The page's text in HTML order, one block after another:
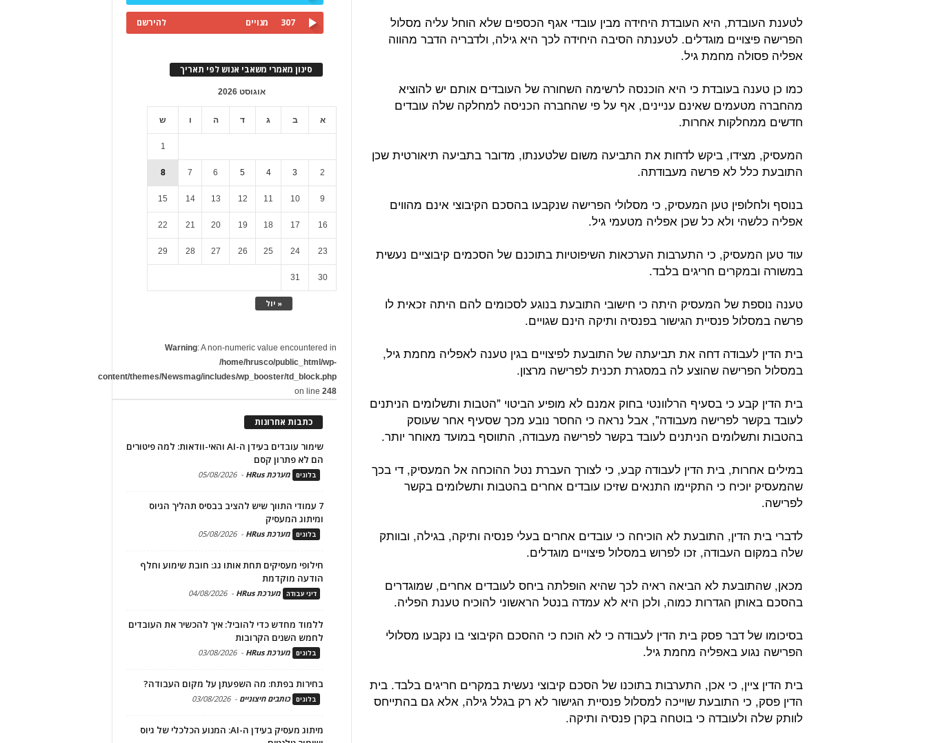
לטענת העובדת, היא העובדת היחידה מבין עובדי אגף הכספים שלא הוחל עליה מסלול
הפרישה פיצויים מוגדלים. לטענתה הסיבה היחידה לכך היא גילה, ולדבריה הדבר מהווה
אפליה פסולה מחמת גיל.
כמו כן טענה בעובדת כי היא הוכנסה לרשימה השחורה של העובדים אותם יש להוציא
מהחברה מטעמים שאינם עניינים, אף על פי שהחברה הכניסה למחלקה שלה עובדים
חדשים ממחלקות אחרות.
המעסיק, מצידו, ביקש לדחות את התביעה משום שלטענתו, מדובר בתביעה תיאורטית שכן
התובעת כלל לא פרשה מעבודתה.
בנוסף ולחלופין טען המעסיק, כי מסלולי הפרישה שנקבעו בהסכם הקיבוצי אינם מהווים
אפליה כלשהי ולא כל שכן אפליה מטעמי גיל.
עוד טען המעסיק, כי התערבות הערכאות השיפוטיות בתוכנם של הסכמים קיבוציים נעשית
במשורה ובמקרים חריגים בלבד.
טענה נוספת של המעסיק היתה כי חישובי התובעת בנוגע לסכומים להם היתה זכאית לו
פרשה במסלול פנסיית הגישור בפנסיה ותיקה הינם שגויים.
בית הדין לעבודה דחה את תביעתה של התובעת לפיצויים בגין טענה לאפליה מחמת גיל,
במסלול הפרישה שהוצע לה במסגרת תכנית לפרישה מרצון.
בית הדין קבע כי בסעיף הרלוונטי בחוק אמנם לא מופיע הביטוי "הטבות ותשלומים הניתנים
לעובד בקשר לפרישה מעבודה", אבל נראה כי החסר נובע מכך שסעיף אחר שעוסק
בהטבות ותשלומים הניתנים לעובד בקשר לפרישה מעבודה, התווסף במועד מאוחר יותר.
במילים אחרות, בית הדין לעבודה קבע, כי לצורך העברת נטל ההוכחה אל המעסיק, די בכך
שהמעסיק יוכיח כי התקיימו התנאים שזיכו עובדים אחרים בהטבות ותשלומים בקשר
לפרישה.
לדברי בית הדין, התובעת לא הוכיחה כי עובדים אחרים בעלי פנסיה ותיקה, בגילה, ובוותק
שלה במקום העבודה, זכו לפרוש במסלול פיצויים מוגדלים.
מכאן, שהתובעת לא הביאה ראיה לכך שהיא הופלתה ביחס לעובדים אחרים, שמוגדרים
בהסכם באותן הגדרות כמוה, ולכן היא לא עמדה בנטל הראשוני להוכיח טענת הפליה.
בסיכומו של דבר פסק בית הדין לעבודה כי לא הוכח כי ההסכם הקיבוצי בו נקבעו מסלולי
הפרישה נגוע באפליה מחמת גיל.
בית הדין ציין, כי אכן, התערבות בתוכנו של הסכם קיבוצי נעשית במקרים חריגים בלבד. בית
הדין פסק, כי התובעת שוייכה למסלול פנסיית הגישור לא רק בגלל גילה, אלא גם בהתייחס
לוותק שלה ולעובדה כי בוטחה בקרן פנסיה ותיקה.
307 מנויים להירשם
סינון מאמרי משאבי אנוש לפי תאריך
אוגוסט 2026
א ב ג ד ה ו ש
« יול
1
2
3
4
5
6
7
8
9
10
11
12
13
14
15
16
17
18
19
20
21
22
23
24
25
26
27
28
29
30
31
Warning: A non-numeric value encountered in
/home/hrusco/public_html/wp-
content/themes/Newsmag/includes/wp_booster/td_block.php
on line248
כתבות אחרונות
שימור עובדים בעידן ה-AI והאי-וודאות: למה פיטורים
הם לא פתרון קסם
בלוגים מערכת HRus -
05/08/2026
7 עמודי התווך שיש להציב בבסיס תהליך הגיוס
ומיתוג המעסיק
בלוגים מערכת HRus -
05/08/2026
חילופי מעסיקים תחת אותו גג: חובת שימוע וחלף
הודעה מוקדמת
דיני עבודה מערכת HRus -
04/08/2026
ללמוד מחדש כדי להוביל: איך להכשיר את העובדים
לחמש השנים הקרובות
בלוגים מערכת HRus -
03/08/2026
בחירות בפתח: מה השפעתן על מקום העבודה?
בלוגים כותבים חיצוניים -
03/08/2026
מיתוג מעסיק בעידן ה-AI: המנוע הכלכלי של גיוס